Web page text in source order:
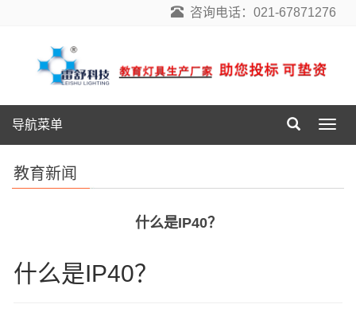
咨询电话：021-67871276
导
航
导航菜单
教育新闻
什么是IP40？
什么是IP40？